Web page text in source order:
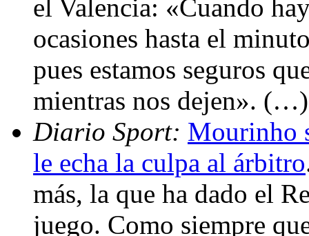
el Valencia: «Cuando
ocasiones hasta el
pues estamos seguros
mientras nos dejen». (…)
Diario Sport: Mourinho
le echa la culpa al árbitro
más, la que ha dado el
juego. Como siempre